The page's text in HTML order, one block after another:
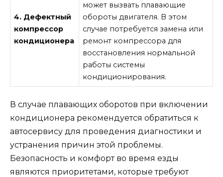
4. Дефектный
компрессор
кондиционера
может вызвать плавающие
обороты двигателя. В этом
случае потребуется замена или
ремонт компрессора для
восстановления нормальной
работы системы
кондиционирования.
В случае плавающих оборотов при включении
кондиционера рекомендуется обратиться к
автосервису для проведения диагностики и
устранения причин этой проблемы.
Безопасность и комфорт во время езды
являются приоритетами, которые требуют